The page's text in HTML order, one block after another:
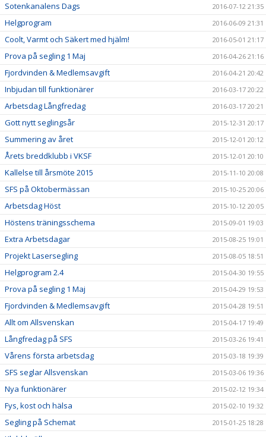
Sotenkanalens Dags 2016-07-12 21:35
Helgprogram 2016-06-09 21:31
Coolt, Varmt och Säkert med hjälm! 2016-05-01 21:17
Prova på segling 1 Maj 2016-04-26 21:16
Fjordvinden & Medlemsavgift 2016-04-21 20:42
Inbjudan till funktionärer 2016-03-17 20:22
Arbetsdag Långfredag 2016-03-17 20:21
Gott nytt seglingsår 2015-12-31 20:17
Summering av året 2015-12-01 20:12
Årets breddklubb i VKSF 2015-12-01 20:10
Kallelse till årsmöte 2015 2015-11-10 20:08
SFS på Oktobermässan 2015-10-25 20:06
Arbetsdag Höst 2015-10-12 20:05
Höstens träningsschema 2015-09-01 19:03
Extra Arbetsdagar 2015-08-25 19:01
Projekt Lasersegling 2015-08-05 18:51
Helgprogram 2.4 2015-04-30 19:55
Prova på segling 1 Maj 2015-04-29 19:53
Fjordvinden & Medlemsavgift 2015-04-28 19:51
Allt om Allsvenskan 2015-04-17 19:49
Långfredag på SFS 2015-03-26 19:41
Vårens första arbetsdag 2015-03-18 19:39
SFS seglar Allsvenskan 2015-03-06 19:36
Nya funktionärer 2015-02-12 19:34
Fys, kost och hälsa 2015-02-10 19:32
Segling på Schemat 2015-01-25 18:28